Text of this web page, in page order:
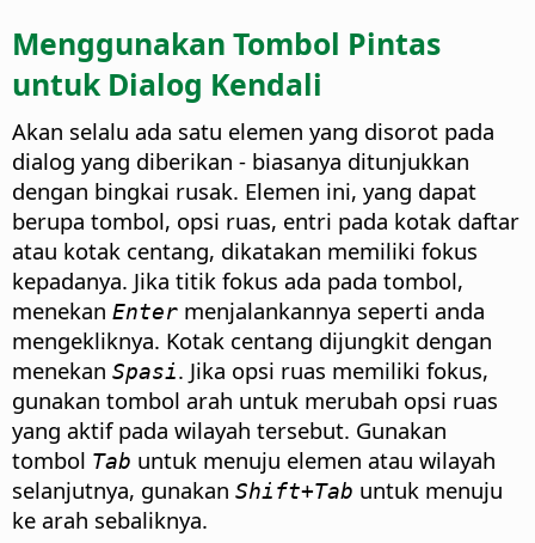
Menggunakan Tombol Pintas
untuk Dialog Kendali
Akan selalu ada satu elemen yang disorot pada
dialog yang diberikan - biasanya ditunjukkan
dengan bingkai rusak. Elemen ini, yang dapat
berupa tombol, opsi ruas, entri pada kotak daftar
atau kotak centang, dikatakan memiliki fokus
kepadanya. Jika titik fokus ada pada tombol,
menekan Enter menjalankannya seperti anda
mengekliknya. Kotak centang dijungkit dengan
menekan Spasi. Jika opsi ruas memiliki fokus,
gunakan tombol arah untuk merubah opsi ruas
yang aktif pada wilayah tersebut. Gunakan
tombol Tab untuk menuju elemen atau wilayah
selanjutnya, gunakan Shift+Tab untuk menuju
ke arah sebaliknya.